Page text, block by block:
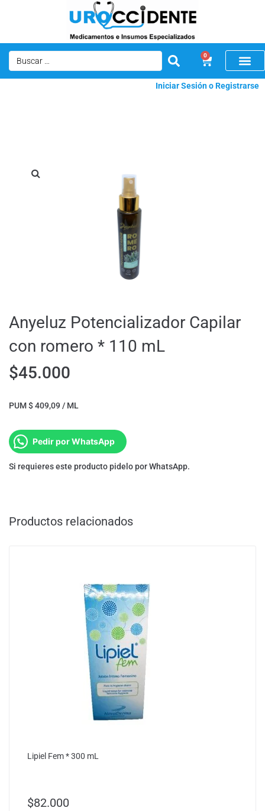
0
Iniciar Sesión o Registrarse
Anyeluz Potencializador Capilar
con romero * 110 mL
$45.000
PUM $ 409,09 / ML
Pedir por WhatsApp
Si requieres este producto pidelo por WhatsApp.
Productos relacionados
Lipiel Fem * 300 mL
$82.000